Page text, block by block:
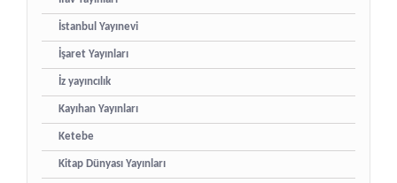
İstanbul Yayınevi
İşaret Yayınları
İz yayıncılık
Kayıhan Yayınları
Ketebe
Kitap Dünyası Yayınları